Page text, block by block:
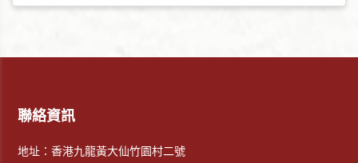
聯絡資訊
地址：香港九龍黃大仙竹園村二號